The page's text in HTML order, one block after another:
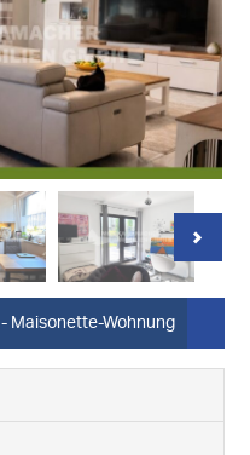
- Maisonette-Wohnung